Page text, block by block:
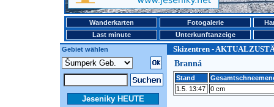
Wanderkarten Fotogalerie
Last minute
Unterkunftanzeige
Gebiet wählen
Skizentren -
Jeseniky HEUTE
Branná
Stand
1.5. 13:47
0 cm